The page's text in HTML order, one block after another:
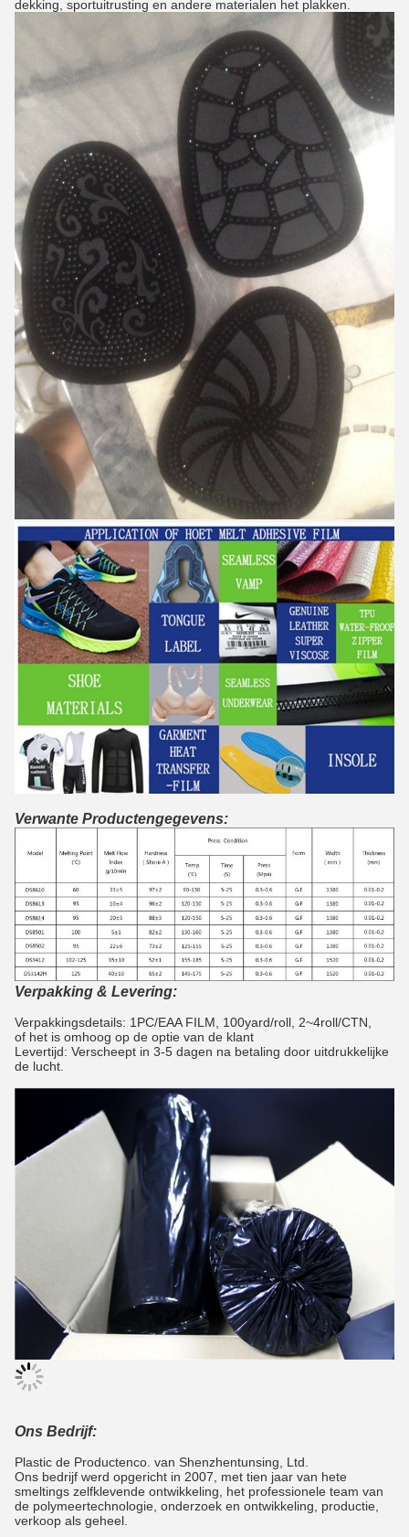
dekking, sportuitrusting en andere materialen het plakken.
Verwante Productengegevens:
Verpakking & Levering:
Verpakkingsdetails: 1PC/EAA FILM, 100yard/roll, 2~4roll/CTN,
of het is omhoog op de optie van de klant
Levertijd: Verscheept in 3-5 dagen na betaling door uitdrukkelijke
de lucht.
Ons Bedrijf:
Plastic de Productenco. van Shenzhentunsing, Ltd.
Ons bedrijf werd opgericht in 2007, met tien jaar van hete
smeltings zelfklevende ontwikkeling, het professionele team van
de polymeertechnologie, onderzoek en ontwikkeling, productie,
verkoop als geheel.